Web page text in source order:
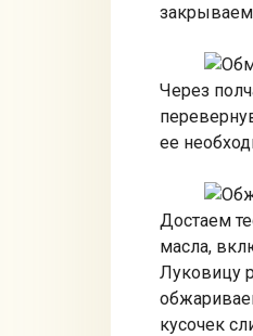
Через
ее
Достаем
масла,
Луковицу
кусочек